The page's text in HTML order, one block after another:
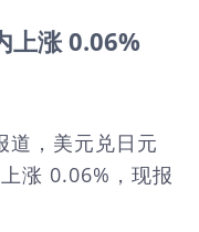
上涨 0.06%
，美元兑日元
涨 0.06%，现报